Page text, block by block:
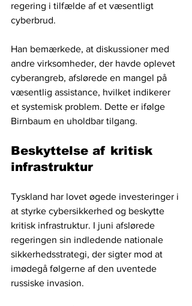
regering i tilfælde af et væsentligt
cyberbrud.
Han bemærkede, at diskussioner med
andre virksomheder, der havde oplevet
cyberangreb, afslørede en mangel på
væsentlig assistance, hvilket indikerer
et systemisk problem. Dette er ifølge
Birnbaum en uholdbar tilgang.
Beskyttelse af kritisk
infrastruktur
Tyskland har lovet øgede investeringer i
at styrke cybersikkerhed og beskytte
kritisk infrastruktur. I juni afslørede
regeringen sin indledende nationale
sikkerhedsstrategi, der sigter mod at
imødegå følgerne af den uventede
russiske invasion.